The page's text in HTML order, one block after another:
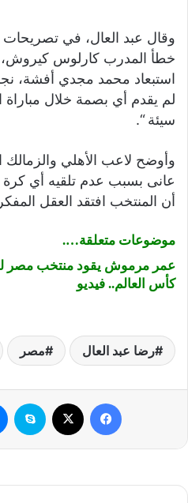
وقال عبد العال، في تصريحات
خطأ المدرب كارلوس كيروش،
استبعاد محمد مجدي أفشة،
لم يقدم أي بصمة خلال مباراة
سيئة “.
وأوضح لاعب الأهلي والزمالك
عانى بسبب عدم تلقيه أي كرة
أن المنتخب افتقد العقل
موضوعات متعلقة….
عمر مرموش يقود منتخب مصر
كأس العالم.. فيديو
رضا عبد العال مصر
فيسبوك